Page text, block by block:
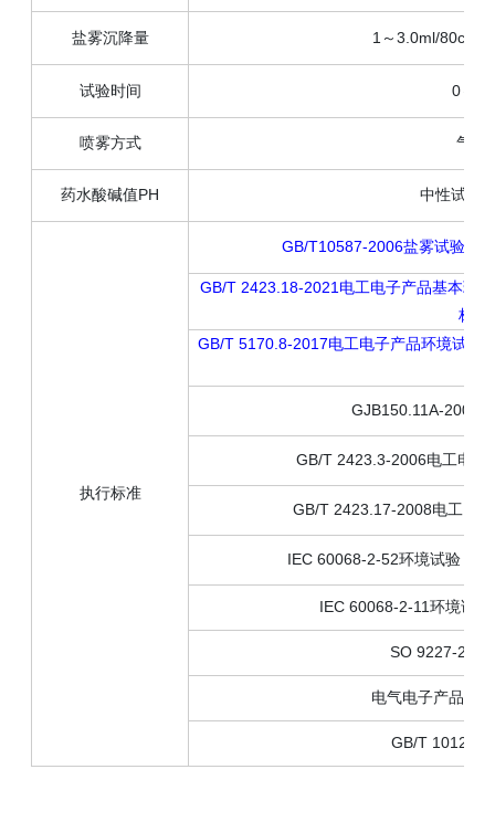
盐雾沉降量 1～3.0ml/
试验时间 0～
喷雾方式 气流
药水酸碱值PH 中性试验
执行标准
GB/T10587-2006盐雾试验箱
GB/T 2423.18-2021电工电子产品基本环
标准
GB/T 5170.8-2017电工电子产品环境试验
GJB150.11A-2009
GB/T 2423.3-2006电工电子
GB/T 2423.17-2008电工电
IEC 60068-2-52环境试验 第
IEC 60068-2-11环境试
SO 9227-
电气电子产品型
GB/T 10125-